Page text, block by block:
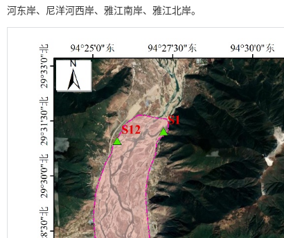
河东岸、尼洋河西岸、雅江南岸、雅江北岸。